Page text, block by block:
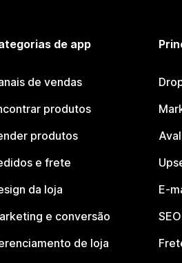
de app
de vendas
produtos
produtos
e frete
da loja
e conversão
de loja
E-
SEO